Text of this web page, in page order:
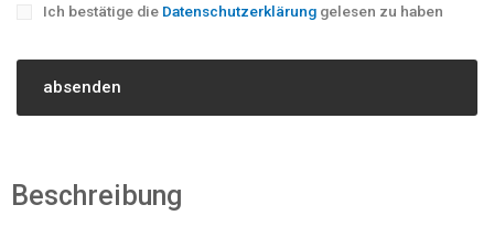
Ich bestätige die Datenschutzerklärunggelesen zu haben
Beschreibung